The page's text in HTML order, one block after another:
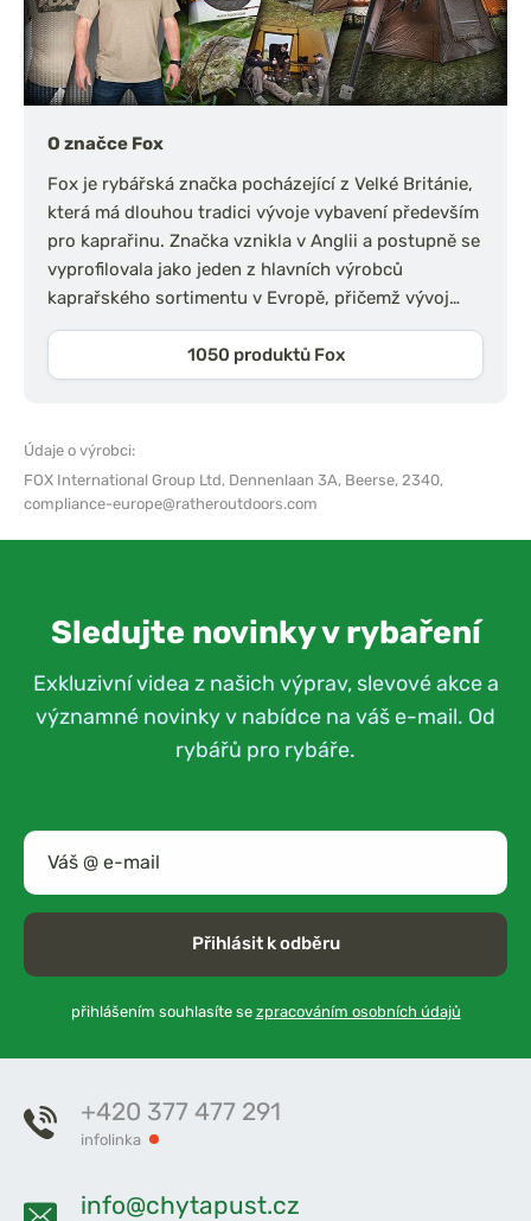
O značce Fox
Fox je rybářská značka pocházející z Velké Británie,
která má dlouhou tradici vývoje vybavení především
pro kaprařinu. Značka vznikla v Anglii a postupně se
vyprofilovala jako jeden z hlavních výrobců
kaprařského sortimentu v Evropě, přičemž vývoj…
1050 produktů Fox
Údaje o výrobci:
FOX International Group Ltd, Dennenlaan 3A, Beerse, 2340,
compliance-europe@ratheroutdoors.com
Sledujte novinky v rybaření
Exkluzivní videa z našich výprav, slevové akce a
významné novinky v nabídce na váš e-mail. Od
rybářů pro rybáře.
Přihlásit k odběru
přihlášením souhlasíte se zpracováním osobních údajů
+420 377 477 291
infolinka
info@chytapust.cz